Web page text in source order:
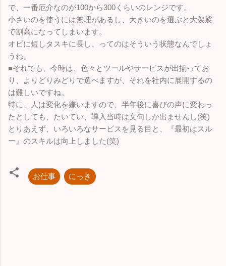
で、一番厄介なのが100から300くらいのレンジです。
小さいのを使うには無理があるし、大きいのを選ぶと大袈裟
で割高になってしまいます。
オビに短しタスキに長し、ってのはそういう状態なんでしょ
うね。
■それでも、今時は、色々とツールやサービスが出揃ってお
り、よりどりみどりで選べますが、それを社内に展開するの
は難しいですね。
特に、人は変化を嫌いますので、半年後に喜びの声に変わっ
たとしても、たいてい、導入当時は文句しか出ませんし(笑)
とりあえず、いろいろなサービスを見る目と、『最初はスル
ー』のスキルは向上しました(笑)
お仕事 にっき